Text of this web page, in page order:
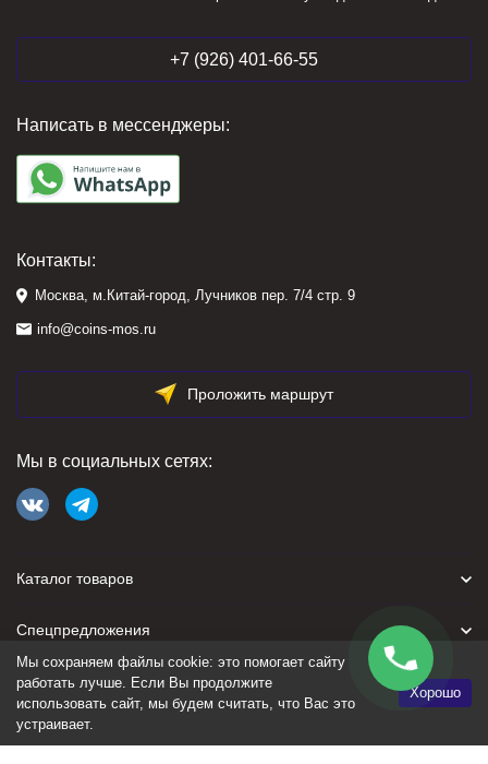
+7 (926) 401-66-55
Написать в мессенджеры:
Контакты:
Москва, м.Китай-город, Лучников пер. 7/4 стр. 9
info@coins-mos.ru
Проложить маршрут
Мы в социальных сетях:
Каталог товаров
Спецпредложения
Для покупателя
Политика персональных данных
Мы сохраняем файлы cookie: это помогает сайту
работать лучше. Если Вы продолжите
использовать сайт, мы будем считать, что Вас это
устраивает.
Хорошо